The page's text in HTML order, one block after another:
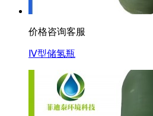
价格咨询客服
Ⅳ型储氢瓶